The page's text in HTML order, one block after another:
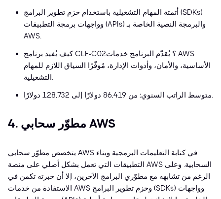
أتمتة المهام التشغيلية باستخدام حزم تطوير البرامج (SDKs)
وواجهات برمجة التطبيقات (APIs) والبرمجة النصية الخاصة بـ
AWS.
كيف يُفيد برنامج CLF-C02؟ يُقدّم البرنامج خدمات AWS
الأساسية، والأمان، وأدوات الإدارة، مُوفّرًا السياق اللازم للمهام
التشغيلية.
متوسط الراتب السنوي: من 86,419 دولارًا إلى 128,732 دولارًا.
4. مطوّر سحابي AWS
يتخصص مطوّر سحابي AWS في كتابة التعليمات البرمجية وبناء
التطبيقات التي تعمل بشكل أصلي على منصة AWS السحابية. وعلى
الرغم من تشابهه مع مطوّري البرامج الآخرين، إلا أن خبرته تكمن في
الاستفادة من خدمات AWS وحزم تطوير البرامج (SDKs) وواجهات